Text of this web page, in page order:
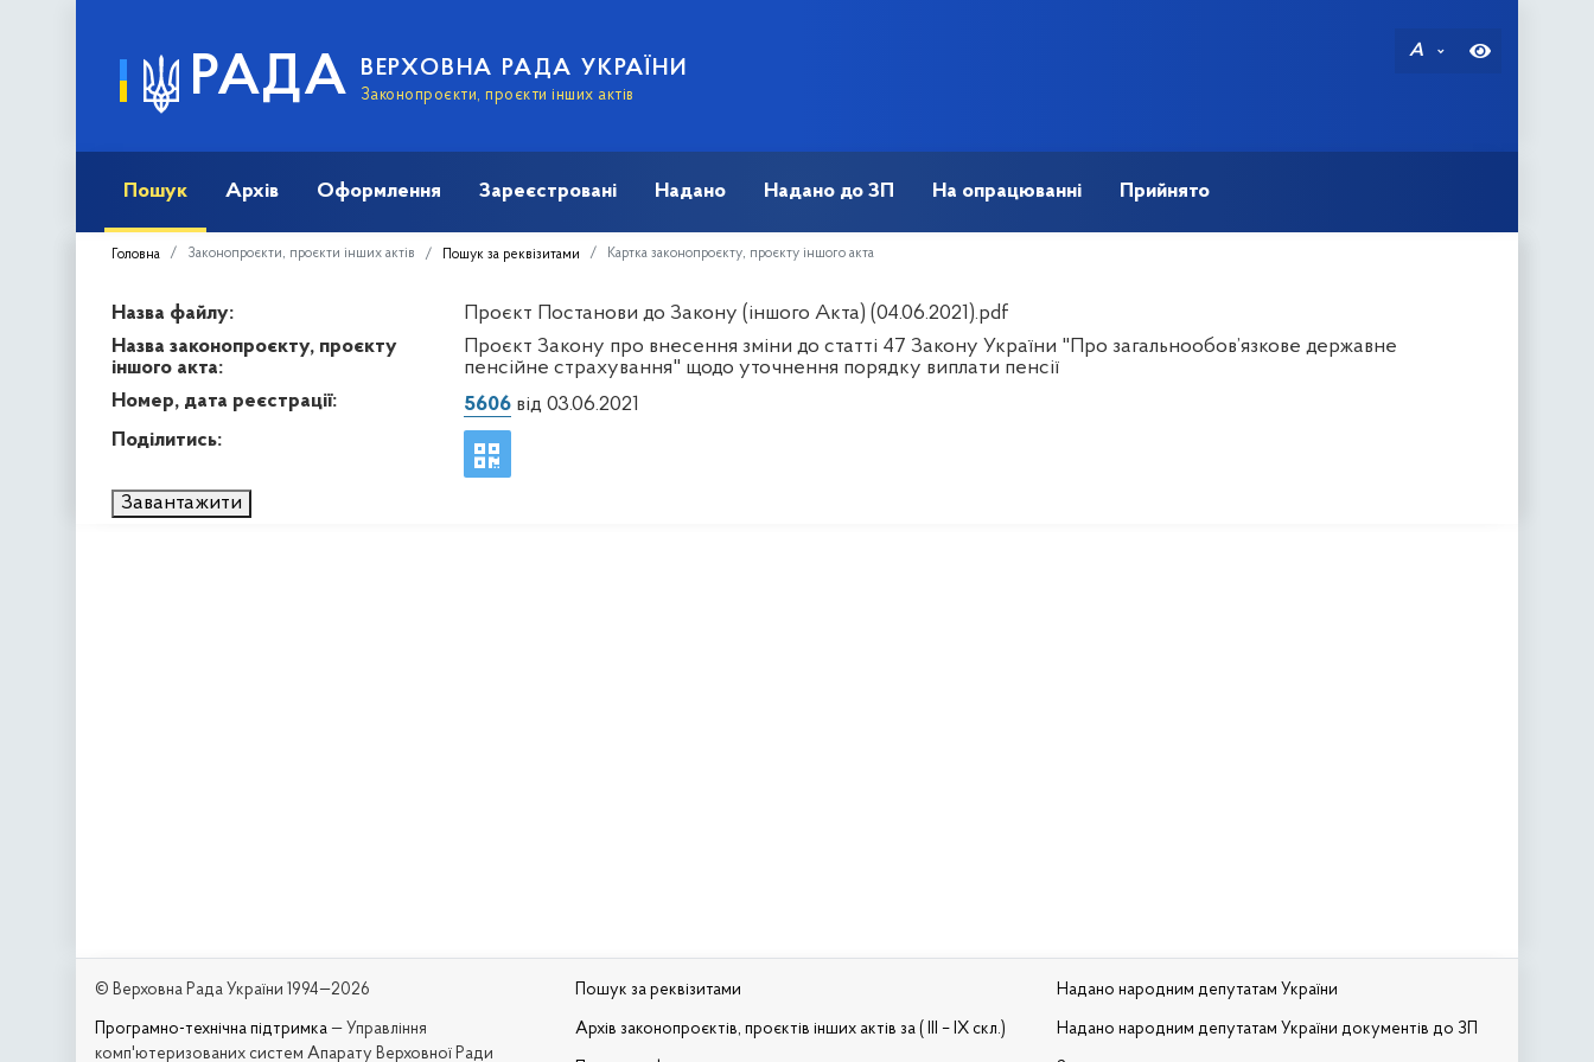
РАДА ВЕРХОВНА РАДА УКРАЇНИ
Законопроєкти, проєкти інших актів
A
Пошук Архів Оформлення Зареєстровані Надано Надано до ЗП На опрацюванні Прийнято
Головна Законопроєкти, проєкти інших актів Пошук за реквізитами Картка законопроєкту, проєкту іншого акта
Назва файлу:
Проєкт Постанови до Закону (іншого Акта) (04.06.2021).pdf
Назва законопроєкту, проєкту
іншого акта:
Проєкт Закону про внесення зміни до статті 47 Закону України "Про загальнообов’язкове державне
пенсійне страхування" щодо уточнення порядку виплати пенсії
Номер, дата реєстрації:
5606від 03.06.2021
Поділитись:
Завантажити
© Верховна Рада України 1994—2026
Програмно-технічна підтримка — Управління
комп'ютеризованих систем Апарату Верховної Ради
Пошук за реквізитами
Архів законопроєктів, проєктів інших актів за ( III – IX скл.)
Надано народним депутатам України
Надано народним депутатам України документів до ЗП